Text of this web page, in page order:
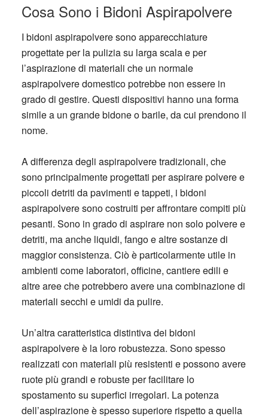
Cosa Sono i Bidoni Aspirapolvere
I bidoni aspirapolvere sono apparecchiature
progettate per la pulizia su larga scala e per
l’aspirazione di materiali che un normale
aspirapolvere domestico potrebbe non essere in
grado di gestire. Questi dispositivi hanno una forma
simile a un grande bidone o barile, da cui prendono il
nome.
A differenza degli aspirapolvere tradizionali, che
sono principalmente progettati per aspirare polvere e
piccoli detriti da pavimenti e tappeti, i bidoni
aspirapolvere sono costruiti per affrontare compiti più
pesanti. Sono in grado di aspirare non solo polvere e
detriti, ma anche liquidi, fango e altre sostanze di
maggior consistenza. Ciò è particolarmente utile in
ambienti come laboratori, officine, cantiere edili e
altre aree che potrebbero avere una combinazione di
materiali secchi e umidi da pulire.
Un’altra caratteristica distintiva dei bidoni
aspirapolvere è la loro robustezza. Sono spesso
realizzati con materiali più resistenti e possono avere
ruote più grandi e robuste per facilitare lo
spostamento su superfici irregolari. La potenza
dell’aspirazione è spesso superiore rispetto a quella